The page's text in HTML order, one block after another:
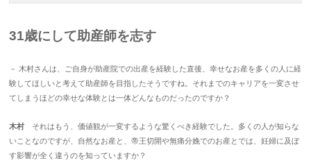
31歳にして助産師を志す
－ 木村さんは、ご自身が助産院での出産を経験した直後、幸せなお産を多くの人に経
験してほしいと考えて助産師を目指したそうですね。それまでのキャリアを一変させ
てしまうほどの幸せな体験とは一体どんなものだったのですか？
木村 それはもう、価値観が一変するような驚くべき経験でした。多くの人が知らな
いことなのですが、自然なお産と、帝王切開や無痛分娩でのお産とでは、妊婦に及ぼ
す影響が全く違うのを知っていますか？